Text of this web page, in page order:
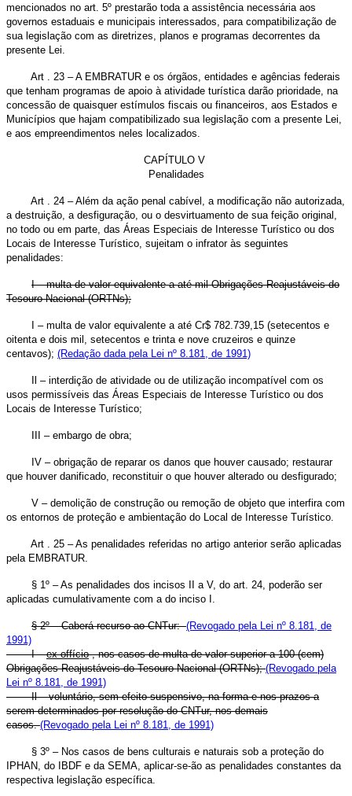
mencionados no art. 5º prestarão toda a assistência necessária aos
governos estaduais e municipais interessados, para compatibilização de
sua legislação com as diretrizes, planos e programas decorrentes da
presente Lei.
Art . 23 – A EMBRATUR e os órgãos, entidades e agências federais
que tenham programas de apoio à atividade turística darão prioridade, na
concessão de quaisquer estímulos fiscais ou financeiros, aos Estados e
Municípios que hajam compatibilizado sua legislação com a presente Lei,
e aos empreendimentos neles localizados.
CAPÍTULO V
Penalidades
Art . 24 – Além da ação penal cabível, a modificação não autorizada,
a destruição, a desfiguração, ou o desvirtuamento de sua feição original,
no todo ou em parte, das Áreas Especiais de Interesse Turístico ou dos
Locais de Interesse Turístico, sujeitam o infrator às seguintes
penalidades:
I – multa de valor equivalente a até mil Obrigações Reajustáveis do
Tesouro Nacional (ORTNs);
I – multa de valor equivalente a até Cr$ 782.739,15 (setecentos e
oitenta e dois mil, setecentos e trinta e nove cruzeiros e quinze
centavos); (Redação dada pela Lei nº 8.181, de 1991)
Il – interdição de atividade ou de utilização incompatível com os
usos permissíveis das Áreas Especiais de Interesse Turístico ou dos
Locais de Interesse Turístico;
III – embargo de obra;
IV – obrigação de reparar os danos que houver causado; restaurar
que houver danificado, reconstituir o que houver alterado ou desfigurado;
V – demolição de construção ou remoção de objeto que interfira com
os entornos de proteção e ambientação do Local de Interesse Turístico.
Art . 25 – As penalidades referidas no artigo anterior serão aplicadas
pela EMBRATUR.
§ 1º – As penalidades dos incisos II a V, do art. 24, poderão ser
aplicadas cumulativamente com a do inciso I.
§ 2º – Caberá recurso ao CNTur:(Revogado pela Lei nº 8.181, de
1991)
I –ex-offício, nos casos de multa de valor superior a 100 (cem)
Obrigações Reajustáveis do Tesouro Nacional (ORTNs);(Revogado pela
Lei nº 8.181, de 1991)
Il – voluntário, sem efeito suspensivo, na forma e nos prazos a
serem determinados por resolução do CNTur, nos demais
casos.(Revogado pela Lei nº 8.181, de 1991)
§ 3º – Nos casos de bens culturais e naturais sob a proteção do
IPHAN, do IBDF e da SEMA, aplicar-se-ão as penalidades constantes da
respectiva legislação específica.